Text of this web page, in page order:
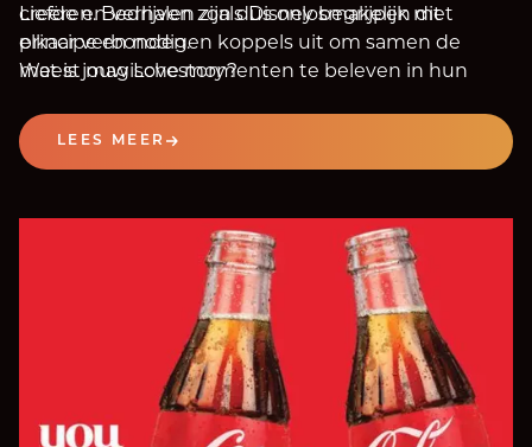
creëren. Bedrijven zoals Disney begrijpen dit
principe en nodigen koppels uit om samen de
meest magische momenten te beleven in hun
Liefde en verhalen zijn dus onlosmakelijk met
elkaar verbonden.
Wat is jouw Lovestory?
LEES MEER